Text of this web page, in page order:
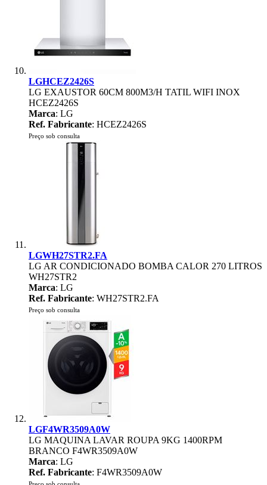
LGHCEZ2426S
LG EXAUSTOR 60CM 800M3/H TATIL WIFI INOX
HCEZ2426S
Marca: LG
Ref. Fabricante: HCEZ2426S
Preço sob consulta
LGWH27STR2.FA
LG AR CONDICIONADO BOMBA CALOR 270 LITROS
WH27STR2
Marca: LG
Ref. Fabricante: WH27STR2.FA
Preço sob consulta
LGF4WR3509A0W
LG MAQUINA LAVAR ROUPA 9KG 1400RPM
BRANCO F4WR3509A0W
Marca: LG
Ref. Fabricante: F4WR3509A0W